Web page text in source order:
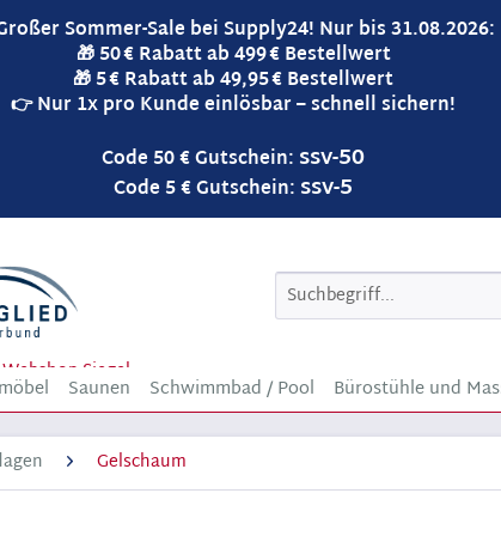
Sommer-Sale bei Supply24! Nur bis 31.08.2026:
🎁 50 € Rabatt ab 499 € Bestellwert
🎁 5 € Rabatt ab 49,95 € Bestellwert
👉 Nur 1x pro Kunde einlösbar – schnell sichern!
Code 50 € Gutschein: ssv-50
Code 5 € Gutschein: ssv-5
Saunen Schwimmbad / Pool Bürostühle und
Gelschaum